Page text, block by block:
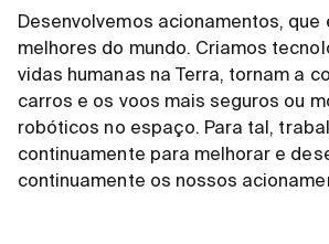
Desenvolvemos acionamentos, que
melhores do mundo. Criamos
vidas humanas na Terra, tornam a
carros e os voos mais seguros ou
robóticos no espaço. Para tal,
continuamente para melhorar e
continuamente os nossos